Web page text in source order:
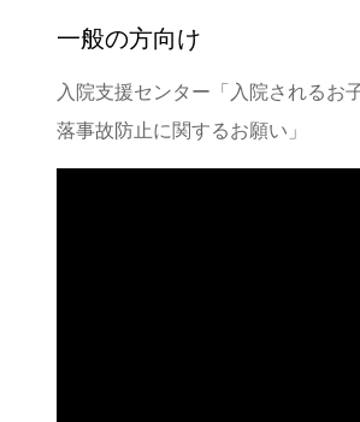
一般の方向け
入院支援センター「入院されるお
落事故防止に関するお願い」